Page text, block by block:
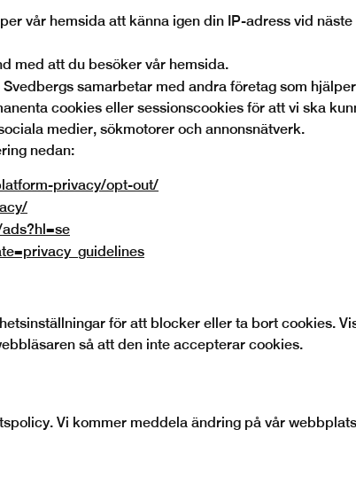
vår hemsida att känna igen din IP-adress vid
med att du besöker vår hemsida.
samarbetar med andra företag som
cookies eller sessionscookies för att vi ska
medier, sökmotorer och annonsnätverk.
nedan:
privacy/opt-out/
för att blocker eller ta bort cookies.
så att den inte accepterar cookies.
Vi kommer meddela ändring på vår